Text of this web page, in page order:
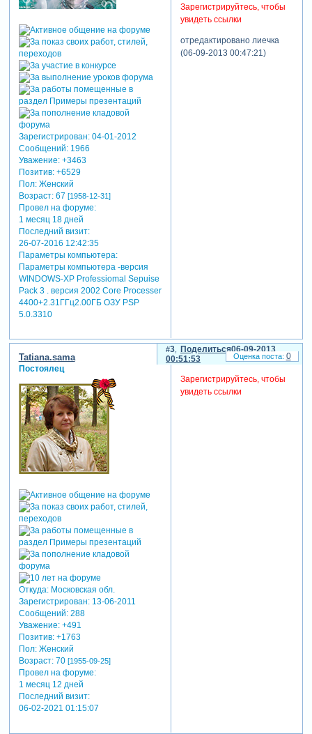
Зарегистрирован: 04-01-2012
Сообщений:1966
Уважение: +3463
Позитив: +6529
Пол:Женский
Возраст:67 [1958-12-31]
Провел на форуме:
1 месяц 18 дней
Последний визит:
26-07-2016 12:42:35
Параметры компьютера:
Параметры компьютера -версия
WINDOWS-XP Professiomal Sepuise
Pack 3 . версия 2002 Core Processer
4400+2.31ГГц2.00ГБ ОЗУ PSP
5.0.3310
Зарегистрируйтесь, чтобы
увидеть ссылки
отредактировано лиечка
(06-09-2013 00:47:21)
Поделиться
3
06-09-2013
00:51:53
Tatiana.sama
Постоялец
Откуда:Московская обл.
Зарегистрирован: 13-06-2011
Сообщений:288
Уважение: +491
Позитив: +1763
Пол:Женский
Возраст:70 [1955-09-25]
Провел на форуме:
1 месяц 12 дней
Последний визит:
06-02-2021 01:15:07
Зарегистрируйтесь, чтобы
увидеть ссылки
0